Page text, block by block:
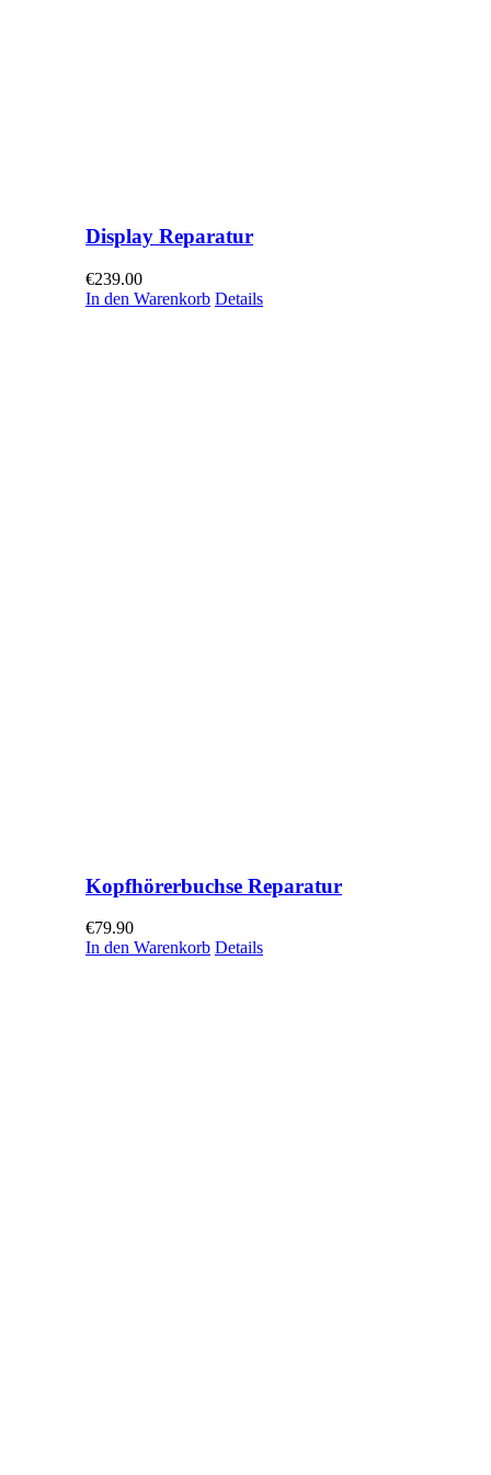
Display Reparatur
€239.00
In den Warenkorb Details
Kopfhörerbuchse Reparatur
€79.90
In den Warenkorb Details